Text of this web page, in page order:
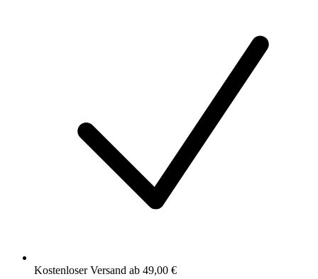
Kostenloser Versand ab 49,00 €